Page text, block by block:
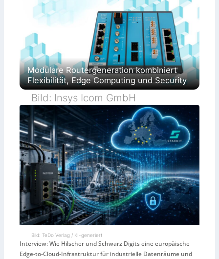
Modulare Routergeneration kombiniert
Flexibilität, Edge Computing und Security
Bild: Insys Icom GmbH
Bild: TeDo Verlag / KI-generiert
Interview: Wie Hilscher und Schwarz Digits eine europäische
Edge-to-Cloud-Infrastruktur für industrielle Datenräume und